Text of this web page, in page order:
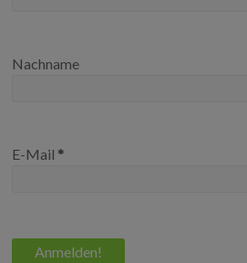
Nachname
E-Mail *